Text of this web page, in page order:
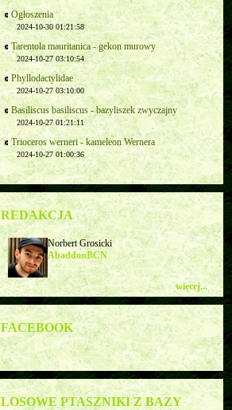
Ogłoszenia
2024-10-30 01:21:58
Tarentola mauritanica - gekon murowy
2024-10-27 03:10:54
Phyllodactylidae
2024-10-27 03:10:00
Basiliscus basiliscus - bazyliszek zwyczajny
2024-10-27 01:21:11
Trioceros werneri - kameleon Wernera
2024-10-27 01:00:36
REDAKCJA
Norbert Grosicki
AbaddonBCN
więcej...
FACEBOOK
LOSOWE PTASZNIKI Z BAZY